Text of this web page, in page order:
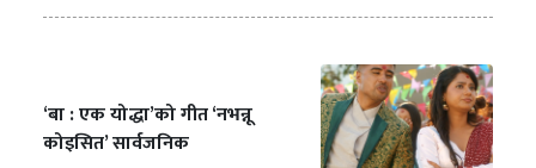
‘बा : एक योद्धा’को गीत ‘नभन्नू
कोइसित’ सार्वजनिक